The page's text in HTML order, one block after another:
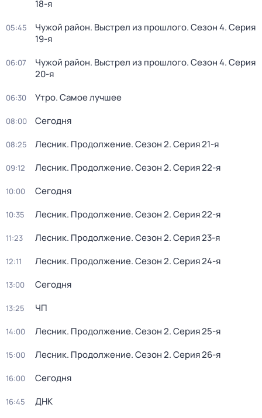
18-я
05:45 Чужой район. Выстрел из прошлого. Сезон 4. Серия
19-я
06:07 Чужой район. Выстрел из прошлого. Сезон 4. Серия
20-я
06:30 Утро. Самое лучшее
08:00 Сегодня
08:25 Лесник. Продолжение. Сезон 2. Серия 21-я
09:12 Лесник. Продолжение. Сезон 2. Серия 22-я
10:00 Сегодня
10:35 Лесник. Продолжение. Сезон 2. Серия 22-я
11:23 Лесник. Продолжение. Сезон 2. Серия 23-я
12:11 Лесник. Продолжение. Сезон 2. Серия 24-я
13:00 Сегодня
13:25 ЧП
14:00 Лесник. Продолжение. Сезон 2. Серия 25-я
15:00 Лесник. Продолжение. Сезон 2. Серия 26-я
16:00 Сегодня
16:45 ДНК